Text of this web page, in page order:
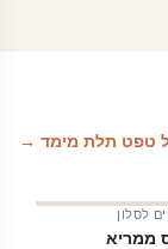
טפט תלת מימד →
לסלון
ממריא